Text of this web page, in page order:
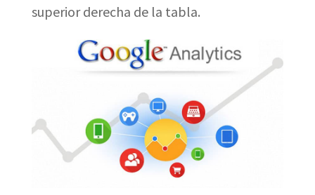
superior derecha de la tabla.